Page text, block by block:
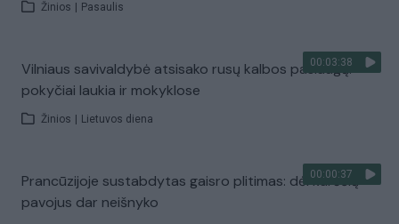
Žinios Pasaulis
00:03:38
Vilniaus savivaldybė atsisako rusų kalbos paslaugų:
pokyčiai laukia ir mokyklose
Žinios Lietuvos diena
00:00:37
Prancūzijoje sustabdytas gaisro plitimas: dėl karščių
pavojus dar neišnyko